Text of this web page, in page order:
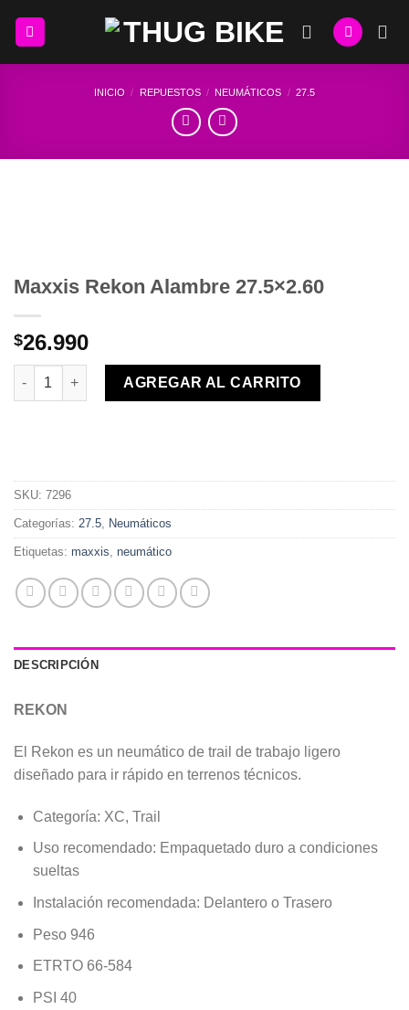
INICIO / REPUESTOS / NEUMÁTICOS / 27.5
Maxxis Rekon Alambre 27.5×2.60
$26.990
Maxxis Rekon Alambre 27.5×2.60 cantidad
AGREGAR AL CARRITO
SKU: 7296
Categorías: 27.5, Neumáticos
Etiquetas: maxxis, neumático
DESCRIPCIÓN
REKON
El Rekon es un neumático de trail de trabajo ligero
diseñado para ir rápido en terrenos técnicos.
Categoría: XC, Trail
Uso recomendado: Empaquetado duro a condiciones
sueltas
Instalación recomendada: Delantero o Trasero
Peso 946
ETRTO 66-584
PSI 40